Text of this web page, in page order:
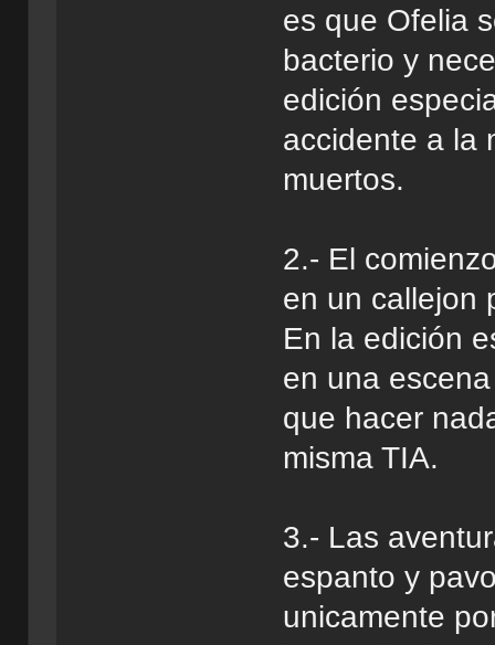
es que Ofelia
bacterio y
edición
accidente a la
muertos.
2.- El
en un callejon
En la edición
en una
que hacer
misma TIA.
3.- Las
espanto y
unicamente